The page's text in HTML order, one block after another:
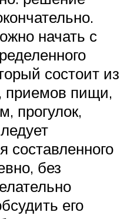
начать с
состоит из
приемов пищи,
прогулок,
составленного
без
его